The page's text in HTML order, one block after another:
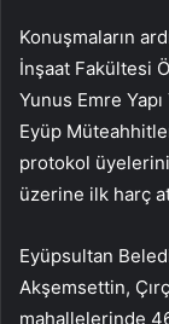
Konuşmaların
İnşaat Fakültesi
Yunus Emre
Eyüp
protokol
üzerine ilk harç
Eyüpsultan
Akşemsettin,
mahallelerinde